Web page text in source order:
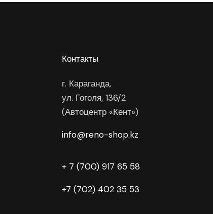
Контакты
г. Караганда,
ул. Гоголя, 136/2
(Автоцентр «Кент»)
info@reno-shop.kz
+ 7 (700) 917 65 58
+7 (702) 402 35 53